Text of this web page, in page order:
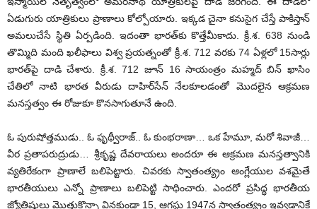
ఏడుగురు యాత్రికులు ప్రాణాలు కోల్పోయారు. ఇక్కడ చైనా కనుసైగ చేస్తే పాకిస్తాన్
అమలుచేసే స్థితి ఏర్పడింది. ఇదంతా భారత్‌కు కొత్తేమీకాదు. క్రీ.శ. 638 నుండి
తొమ్మిది మంది ఖలీఫాలు విశ్వ ప్రయత్నంతో క్రీ.శ. 712 వరకు 74 ఏళ్లలో 15సార్లు
భారత్‌పై దాడి చేశారు. క్రీ.శ. 712 జూన్ 16 సాయంత్రం మహ్మద్ బిన్ ఖాసిం
చేతిలో నాటి భారత వీరుడు దాహిర్‌సేన్ నేలకూలడంతో మొదలైన ఆక్రమణ
మనస్తత్వం ఈ రోజుకూ కొనసాగుతూనే ఉంది.
ఓ పురుషోత్తముడు.. ఓ ఫృథ్వీరాజ్.. ఓ కుంభరాణా… ఒక హేమూ, మరో శివాజీ…
వీర ప్రతాపరుద్రుడు… శ్రీకృష్ణ దేవరాయలు అందరూ ఈ ఆక్రమణ మనస్తత్వానికి
వ్యతిరేకంగా ప్రాణాలే బలిపెట్టారు. చివరకు స్వాతంత్య్రం ఆంగ్లేయుల వశమైతే
భారతీయులు ఎన్నో ప్రాణాలు బలిపెట్టి సాధించారు. ఎందరో ప్రసిద్ధ భారతీయ
జ్యోతిషులు మొత్తుకొన్నా వినకుండా 15, ఆగస్టు 1947న స్వాతంత్య్రం ఇవ్వడానికే